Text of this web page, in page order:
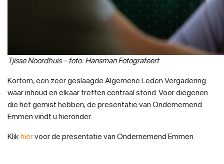
Tjisse Noordhuis – foto: Hansman Fotografeert
Kortom, een zeer geslaagde Algemene Leden Vergadering
waar inhoud en elkaar treffen centraal stond. Voor diegenen
die het gemist hebben; de presentatie van Ondernemend
Emmen vindt u hieronder.
Klikhiervoor de presentatie van Ondernemend Emmen